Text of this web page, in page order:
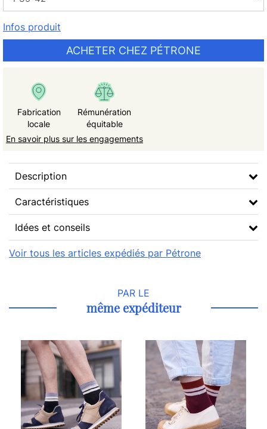
Infos produit
ACHETER CHEZ PÉTRONE
Fabrication
locale
Rémunération
équitable
En savoir plus sur les engagements
Description
Caractéristiques
Idées et conseils
Voir tous les articles expédiés par Pétrone
PAR LE
même expéditeur